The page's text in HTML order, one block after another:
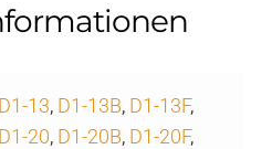
D1-13, D1-13B, D1-13F,
D1-20, D1-20B, D1-20F,